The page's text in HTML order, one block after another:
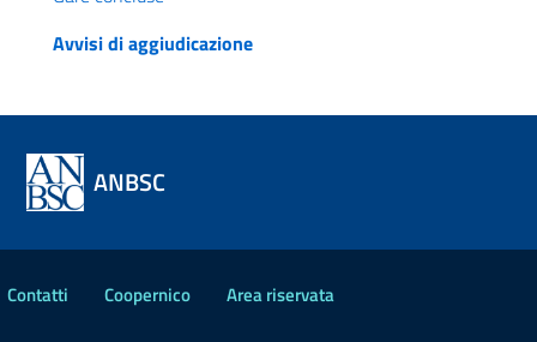
Avvisi di aggiudicazione
ANBSC
Contatti Coopernico Area riservata